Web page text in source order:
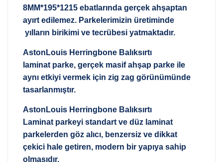
8MM*195*1215 ebatlarında gerçek ahşaptan
ayırt edilemez. Parkelerimizin üretiminde
yılların birikimi ve tecrübesi yatmaktadır.
AstonLouis Herringbone Balıksırtı
laminat parke, gerçek masif ahşap parke ile
aynı etkiyi vermek için zig zag görünümünde
tasarlanmıştır.
AstonLouis Herringbone Balıksırtı
Laminat parkeyi standart ve düz laminat
parkelerden göz alıcı, benzersiz ve dikkat
çekici hale getiren, modern bir yapıya sahip
olmasıdır.